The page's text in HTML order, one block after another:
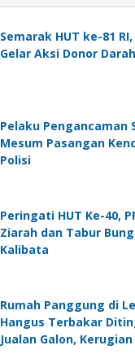
Semarak HUT ke-81
Gelar Aksi Donor Darah
Pelaku Pengancaman
Mesum Pasangan
Polisi
Peringati HUT Ke-40,
Ziarah dan Tabur
Kalibata
Rumah Panggung di
Hangus Terbakar
Jualan Galon, Kerugian